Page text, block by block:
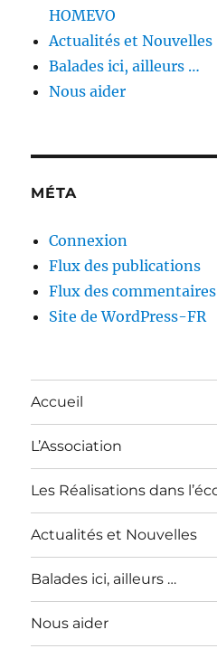
HOMEVO
Actualités et Nouvelles
Balades ici, ailleurs …
Nous aider
MÉTA
Connexion
Flux des publications
Flux des commentaires
Site de WordPress-FR
Accueil
L’Association
Les Réalisations dans
Actualités et Nouvelles
Balades ici, ailleurs …
Nous aider